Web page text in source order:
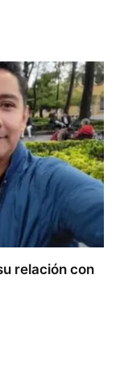
relación con